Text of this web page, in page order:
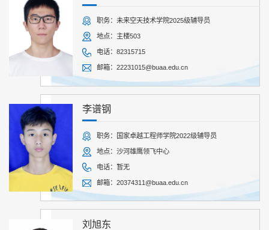
职务：未来空天技术学院2025级辅导员
地点：主楼503
电话：82315715
邮箱：22231015@buaa.edu.cn
李谱钢
职务：国家卓越工程师学院2022级辅导员
地点：沙河雄鹰领飞中心
电话：暂无
邮箱：20374311@buaa.edu.cn
刘旭东